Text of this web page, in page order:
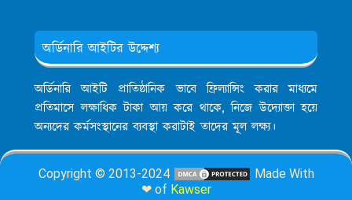
অর্ডিনারি আইটির উদ্দেশ্য
অর্ডিনারি আইটি প্রাতিষ্ঠানিক ভাবে ফ্রিল্যান্সিং করার মাধ্যমে
প্রতিমাসে লক্ষাধিক টাকা আয় করে থাকে, নিজে উদ্যোক্তা হয়ে
অন্যদের কর্মসংস্থানের ব্যবস্থা করাটাই তাদের মূল লক্ষ্য।
Copyright © 2013-2024
Made With
❤ of Kawser